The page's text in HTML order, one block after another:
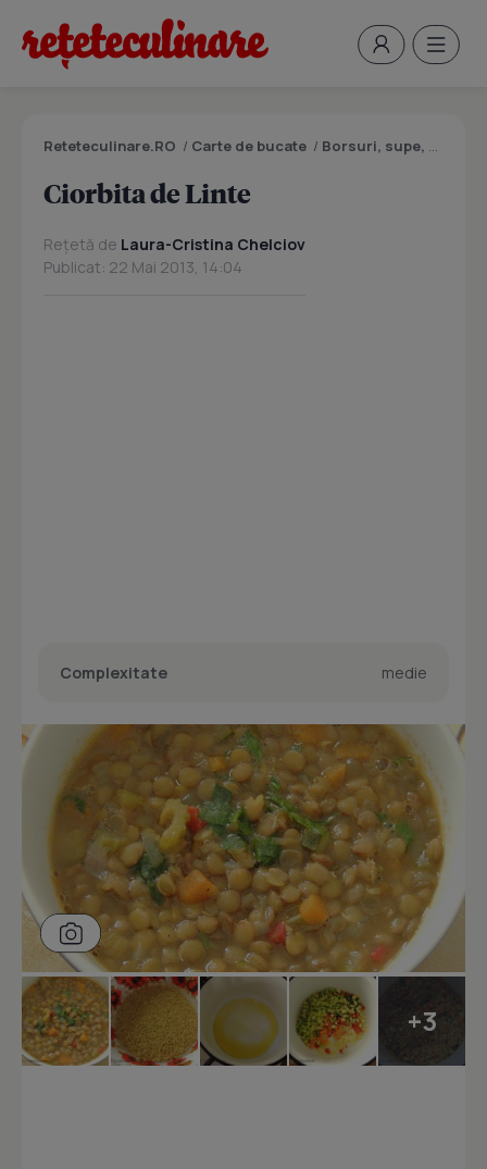
Reteteculinare.RO / Carte de bucate / Borsuri, supe, ciorbe
Ciorbita de Linte
Rețetă de Laura-Cristina Chelciov
Publicat: 22 Mai 2013, 14:04
Complexitate medie
+3